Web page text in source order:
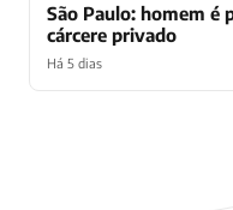
São Paulo: homem é
cárcere privado
Há 5 dias